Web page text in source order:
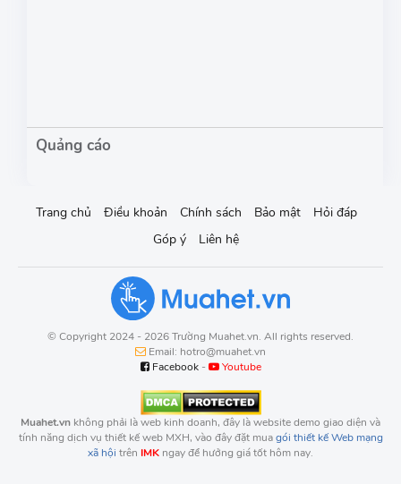
Trang chủ Điều khoản Chính sách Bảo mật
Hỏi đáp
Góp ý
Liên hệ
© Copyright 2024 - 2026 Trường Muahet.vn. All rights reserved.
Email: hotro@muahet.vn
Facebook- Youtube
Muahet.vn không phải là web kinh doanh, đây là website demo giao diện và
tính năng dịch vụ thiết kế web MXH, vào đây đặt muagói thiết kế Web mạng
xã hội trên IMK ngay để hưởng giá tốt hôm nay.